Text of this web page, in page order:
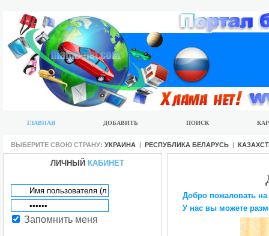
ГЛАВНАЯ ДОБАВИТЬ ПОИСК
ВЫБЕРИТЕ СВОЮ СТРАНУ: УКРАИНА | РЕСПУБЛИКА БЕЛАРУСЬ |
ЛИЧНЫЙ КАБИНЕТ
Запомнить меня
Добро пожаловать
У нас вы можете